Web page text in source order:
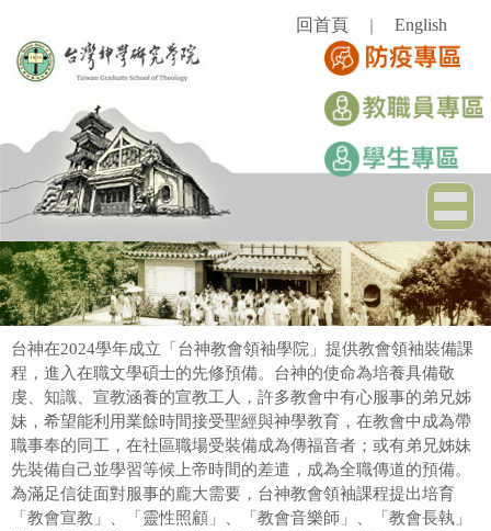
主
區
回首頁 English
台神在2024學年成立「台神教會領袖學院」提供教會領袖裝備課
程，進入在職文學碩士的先修預備。台神的使命為培養具備敬
虔、知識、宣教涵養的宣教工人，許多教會中有心服事的弟兄姊
妹，希望能利用業餘時間接受聖經與神學教育，在教會中成為帶
職事奉的同工，在社區職場受裝備成為傳福音者；或有弟兄姊妹
先裝備自己並學習等候上帝時間的差遣，成為全職傳道的預備。
為滿足信徒面對服事的龐大需要，台神教會領袖課程提出培育
「教會宣教」、「靈性照顧」、「教會音樂師」、「教會長執」